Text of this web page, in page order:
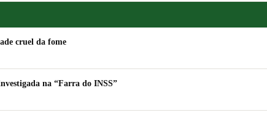
cruel da fome
na “Farra do INSS”